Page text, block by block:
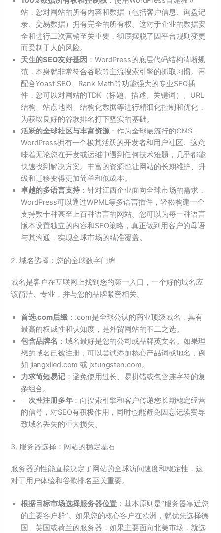
站，您对网站的所有内容和数据（包括客户信息、询盘记
录、交易数据）拥有完全的所有权。这对于企业的数据安
全和进行二次营销至关重要，彻底摆脱了因平台规则变更
而受制于人的风险。
天生的SEO友好基因 ：WordPress的底层代码结构清晰规
范，本身就非常符合谷歌等主流搜索引擎的抓取习惯。再
配合Yoast SEO、Rank Math等功能强大的专业SEO插
件，您可以对网站的TDK（标题、描述、关键词）、URL
结构、站点地图、结构化数据等进行精细化控制和优化，
为获取良好的谷歌排名打下坚实的基础。
活跃的全球社区与丰富资源：作为全球最流行的CMS，
WordPress拥有一个极其活跃的开发者和用户社区。这意
味着无论您在开发或运维中遇到任何技术难题，几乎都能
快速找到解决方案。丰富的资源也让网站的长期维护、升
级和迁移变得更加简单和低成本。
卓越的多语言支持 ：针对江西企业面向全球市场的需求，
WordPress可以通过WPML等多语言插件，轻松构建一个
支持数十种甚至上百种语言的网站。您可以为每一种语言
版本设置独立的内容和SEO策略，真正做到用客户的母语
与其沟通，实现全球市场的精准覆盖。
2. 域名选择：您的全球数字门牌
域名是客户在互联网上找到您的第一入口，一个好的域名应
该简洁、专业，并与您的品牌紧密相关。
首选.com后缀 ：.com是全球公认的商业顶级域名，具有
最高的权威性和认知度，是外贸网站的不二之选。
包含品牌名 ：域名最好是您的公司或品牌英文名。如果理
想的域名已被注册，可以尝试添加核心产品词或地名，例
如 jiangxiled.com 或 jxtungsten.com。
力求简短易记 ：避免使用过长、易拼错或包含连字符的复
杂组合。
一次性注册多年 ：向搜索引擎和客户传递您长期稳定经营
的信号，对SEO有积极作用，同时也能避免因忘记续费导
致域名丢失的重大损失。
3. 服务器选择：网站的稳定基石
服务器的性能直接决定了网站的全球访问速度和稳定性，这
对于用户体验和谷歌排名至关重要。
根据目标市场选择服务器位置 ：基本原则是“服务器靠近您
的主要客户群”。如果您的核心客户在欧洲，就优先选择德
国、英国或荷兰的服务器；如果主要面向北美市场，就选